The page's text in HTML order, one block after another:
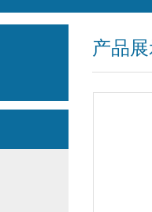
产品